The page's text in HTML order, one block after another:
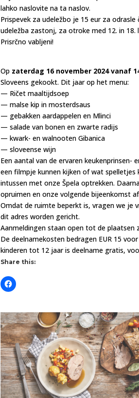
lahko naslovite na ta naslov.
Prispevek za udeležbo je 15 eur za
udeležba zastonj, za otroke med 12. in
Prisrčno vabljeni!
Op zaterdag 16 november 2024 vanaf
Sloveens gekookt. Dit jaar op het menu:
— Ričet maaltijdsoep
— malse kip in mosterdsaus
— gebakken aardappelen en Mlinci
— salade van bonen en zwarte radijs
— kwark- en walnooten Gibanica
— sloveense wijn
Een aantal van de ervaren
een filmpje kunnen kijken of wat
intussen met onze Špela optrekken.
opruimen en onze volgende bijeenkomst
Omdat de ruimte beperkt is, vragen we je
dit adres worden gericht.
Aanmeldingen staan open tot de
De deelnamekosten bedragen EUR 15
kinderen tot 12 jaar is deelname gratis,
Share this: